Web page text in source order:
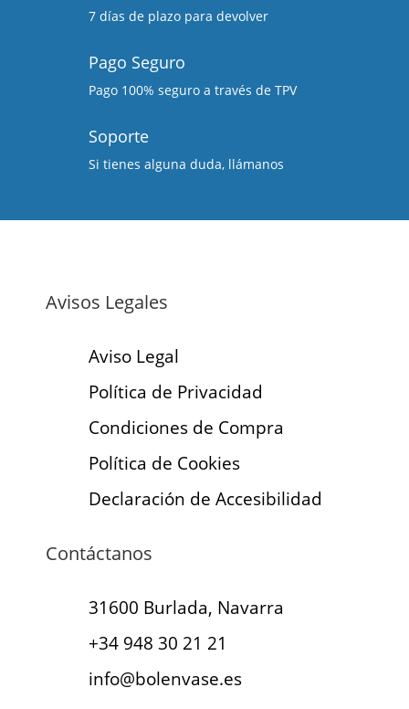
7 días de plazo para devolver
Pago Seguro
Pago 100% seguro a través de TPV
Soporte
Si tienes alguna duda, llámanos
Avisos Legales
Aviso Legal
Política de Privacidad
Condiciones de Compra
Política de Cookies
Declaración de Accesibilidad
Contáctanos
31600 Burlada, Navarra
+34 948 30 21 21
info@bolenvase.es